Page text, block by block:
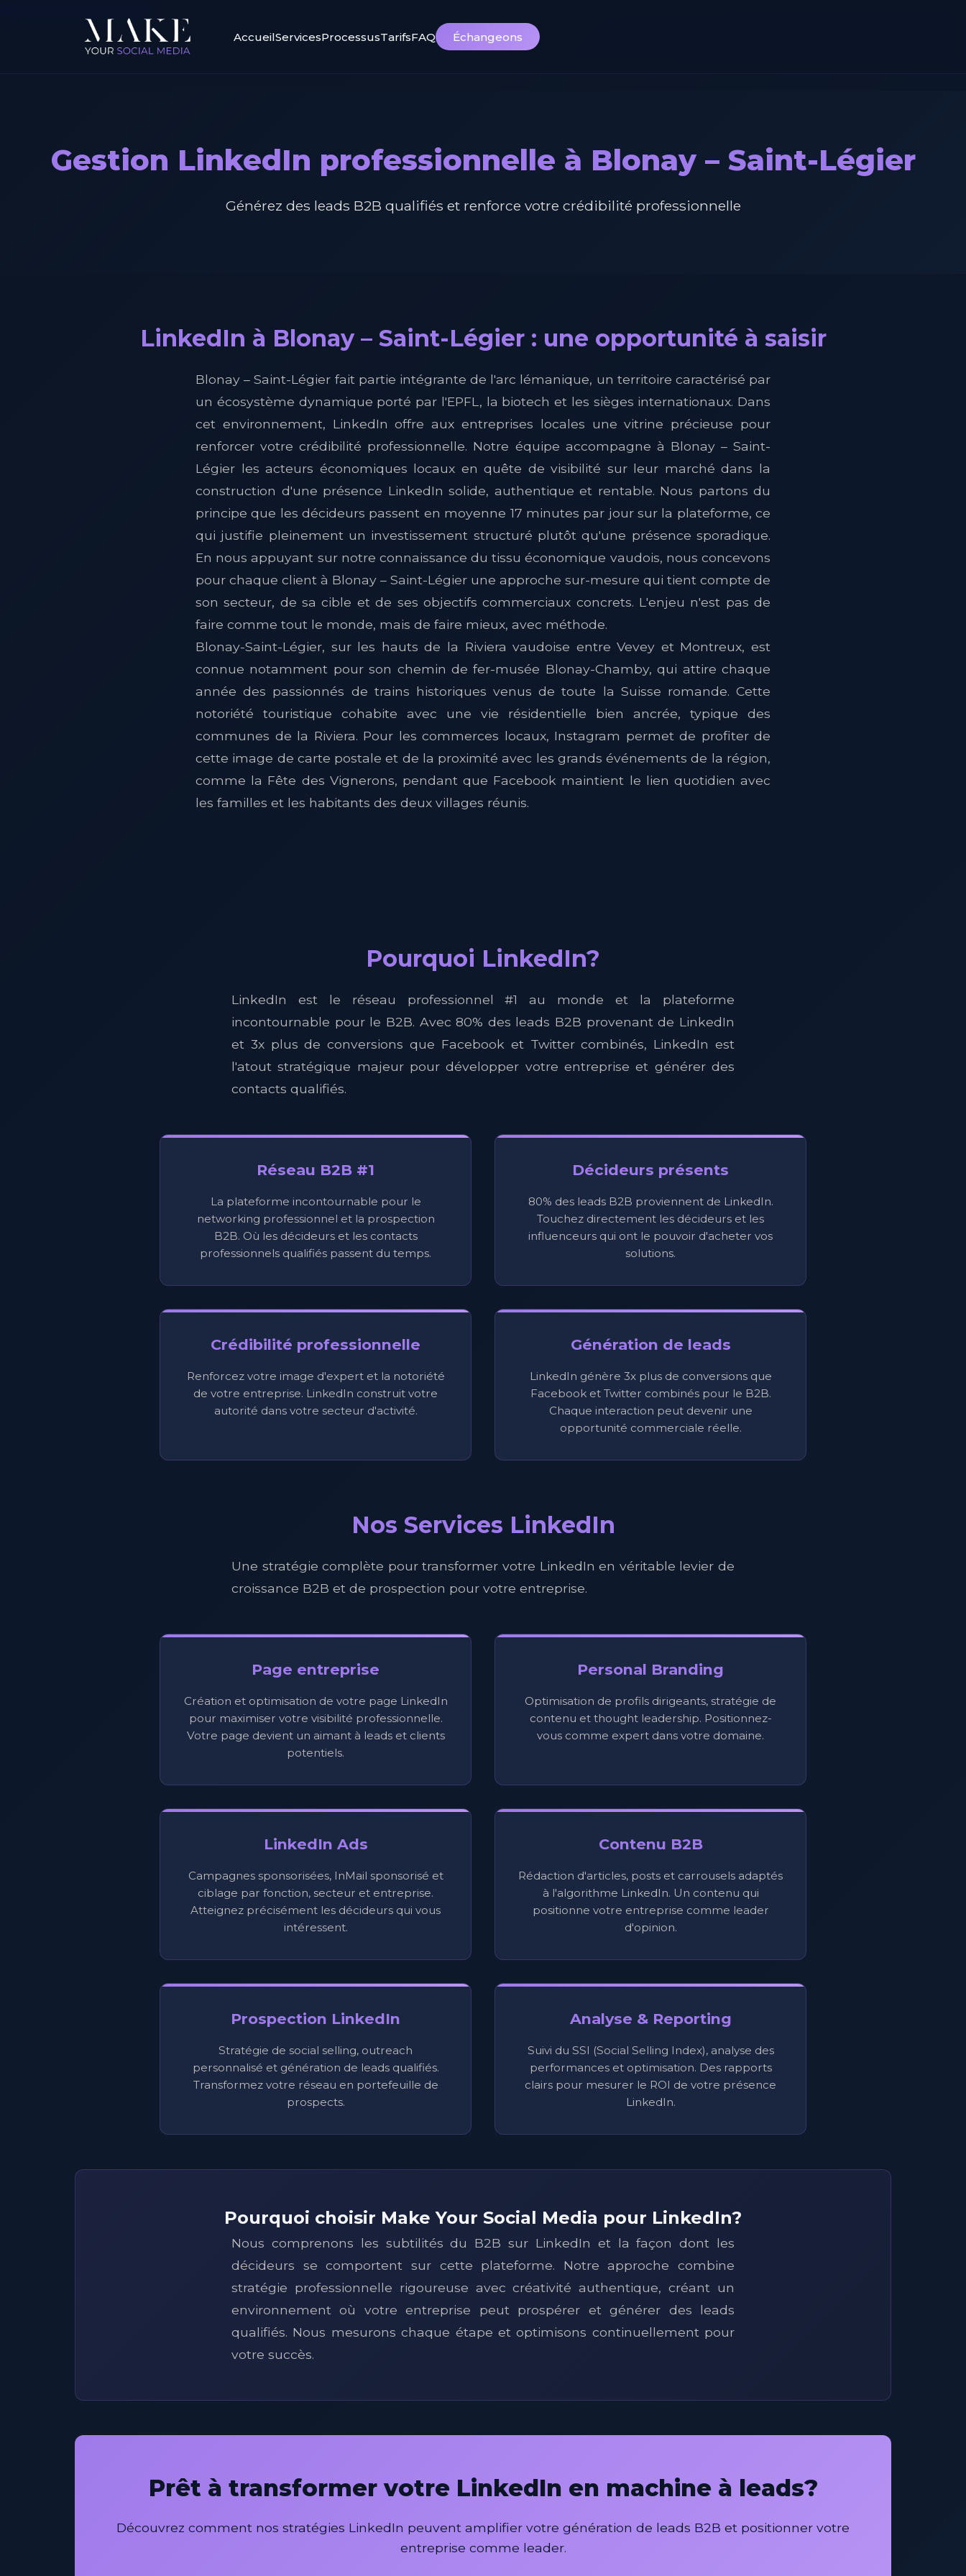
AccueilServicesProcessusTarifsFAQ Échangeons
Gestion LinkedIn professionnelle à Blonay – Saint-Légier
Générez des leads B2B qualifiés et renforce votre crédibilité professionnelle
LinkedIn à Blonay – Saint-Légier : une opportunité à saisir
Blonay – Saint-Légier fait partie intégrante de l'arc lémanique, un territoire caractérisé par
un écosystème dynamique porté par l'EPFL, la biotech et les sièges internationaux. Dans
cet environnement, LinkedIn offre aux entreprises locales une vitrine précieuse pour
renforcer votre crédibilité professionnelle. Notre équipe accompagne à Blonay – Saint-
Légier les acteurs économiques locaux en quête de visibilité sur leur marché dans la
construction d'une présence LinkedIn solide, authentique et rentable. Nous partons du
principe que les décideurs passent en moyenne 17 minutes par jour sur la plateforme, ce
qui justifie pleinement un investissement structuré plutôt qu'une présence sporadique.
En nous appuyant sur notre connaissance du tissu économique vaudois, nous concevons
pour chaque client à Blonay – Saint-Légier une approche sur-mesure qui tient compte de
son secteur, de sa cible et de ses objectifs commerciaux concrets. L'enjeu n'est pas de
faire comme tout le monde, mais de faire mieux, avec méthode.
Blonay-Saint-Légier, sur les hauts de la Riviera vaudoise entre Vevey et Montreux, est
connue notamment pour son chemin de fer-musée Blonay-Chamby, qui attire chaque
année des passionnés de trains historiques venus de toute la Suisse romande. Cette
notoriété touristique cohabite avec une vie résidentielle bien ancrée, typique des
communes de la Riviera. Pour les commerces locaux, Instagram permet de profiter de
cette image de carte postale et de la proximité avec les grands événements de la région,
comme la Fête des Vignerons, pendant que Facebook maintient le lien quotidien avec
les familles et les habitants des deux villages réunis.
Pourquoi LinkedIn?
LinkedIn est le réseau professionnel #1 au monde et la plateforme
incontournable pour le B2B. Avec 80% des leads B2B provenant de LinkedIn
et 3x plus de conversions que Facebook et Twitter combinés, LinkedIn est
l'atout stratégique majeur pour développer votre entreprise et générer des
contacts qualifiés.
Réseau B2B #1
La plateforme incontournable pour le
networking professionnel et la prospection
B2B. Où les décideurs et les contacts
professionnels qualifiés passent du temps.
Décideurs présents
80% des leads B2B proviennent de LinkedIn.
Touchez directement les décideurs et les
influenceurs qui ont le pouvoir d'acheter vos
solutions.
Crédibilité professionnelle
Renforcez votre image d'expert et la notoriété
de votre entreprise. LinkedIn construit votre
autorité dans votre secteur d'activité.
Génération de leads
LinkedIn génère 3x plus de conversions que
Facebook et Twitter combinés pour le B2B.
Chaque interaction peut devenir une
opportunité commerciale réelle.
Nos Services LinkedIn
Une stratégie complète pour transformer votre LinkedIn en véritable levier de
croissance B2B et de prospection pour votre entreprise.
Page entreprise
Création et optimisation de votre page LinkedIn
pour maximiser votre visibilité professionnelle.
Votre page devient un aimant à leads et clients
potentiels.
Personal Branding
Optimisation de profils dirigeants, stratégie de
contenu et thought leadership. Positionnez-
vous comme expert dans votre domaine.
LinkedIn Ads
Campagnes sponsorisées, InMail sponsorisé et
ciblage par fonction, secteur et entreprise.
Atteignez précisément les décideurs qui vous
intéressent.
Contenu B2B
Rédaction d'articles, posts et carrousels adaptés
à l'algorithme LinkedIn. Un contenu qui
positionne votre entreprise comme leader
d'opinion.
Prospection LinkedIn
Stratégie de social selling, outreach
personnalisé et génération de leads qualifiés.
Transformez votre réseau en portefeuille de
prospects.
Analyse & Reporting
Suivi du SSI (Social Selling Index), analyse des
performances et optimisation. Des rapports
clairs pour mesurer le ROI de votre présence
LinkedIn.
Pourquoi choisir Make Your Social Media pour LinkedIn?
Nous comprenons les subtilités du B2B sur LinkedIn et la façon dont les
décideurs se comportent sur cette plateforme. Notre approche combine
stratégie professionnelle rigoureuse avec créativité authentique, créant un
environnement où votre entreprise peut prospérer et générer des leads
qualifiés. Nous mesurons chaque étape et optimisons continuellement pour
votre succès.
Prêt à transformer votre LinkedIn en machine à leads?
Découvrez comment nos stratégies LinkedIn peuvent amplifier votre génération de leads B2B et positionner votre
entreprise comme leader.